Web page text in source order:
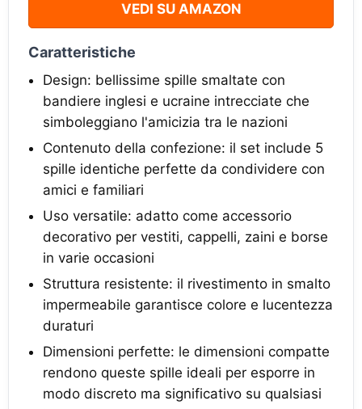
VEDI SU AMAZON
Caratteristiche
Design: bellissime spille smaltate con
bandiere inglesi e ucraine intrecciate che
simboleggiano l'amicizia tra le nazioni
Contenuto della confezione: il set include 5
spille identiche perfette da condividere con
amici e familiari
Uso versatile: adatto come accessorio
decorativo per vestiti, cappelli, zaini e borse
in varie occasioni
Struttura resistente: il rivestimento in smalto
impermeabile garantisce colore e lucentezza
duraturi
Dimensioni perfette: le dimensioni compatte
rendono queste spille ideali per esporre in
modo discreto ma significativo su qualsiasi